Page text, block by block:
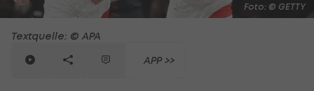
Foto: © GETTY
Textquelle: © APA
APP >>